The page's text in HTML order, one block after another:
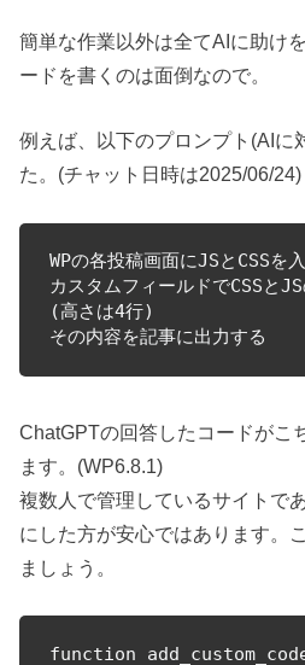
簡単な作業以外は全てAIに助け
ードを書くのは面倒なので。
例えば、以下のプロンプト(AIに
た。(チャット日時は2025/06/24)
WPの各投稿画面にJSとCSSを
カスタムフィールドでCSSと
(高さは4行)
その内容を記事に出力する
ChatGPTの回答したコードがこ
ます。(WP6.8.1)
複数人で管理しているサイトで
にした方が安心ではあります。
ましょう。
function